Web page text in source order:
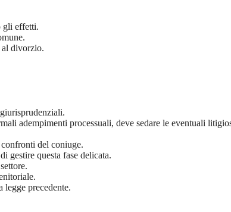
gli effetti.
al divorzio.
adempimenti processuali, deve sedare le eventuali
del coniuge.
gestire questa fase delicata.
precedente.